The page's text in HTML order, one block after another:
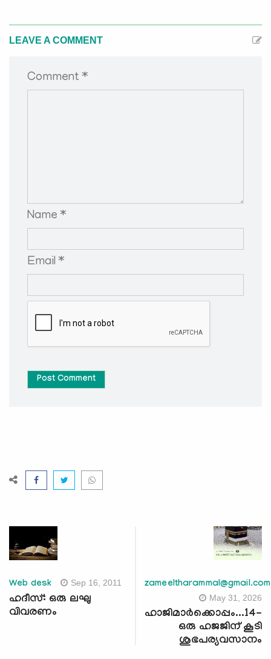
LEAVE A COMMENT
Comment *
Name *
Email *
Post Comment
Web desk Sep 16, 2011
ഹദീസ്: ഒരു ലഘു
വിവരണം
zameeltharammal@gmail.com
May 31, 2026
ഹാജിമാര്‍ക്കൊപ്പം...14-
ഒരു ഹജജിന് കൂടി
ശുഭപര്യവസാനം